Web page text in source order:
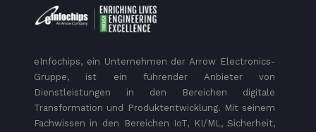
eInfochips, ein Unternehmen der Arrow Electronics-
Gruppe, ist ein führender Anbieter von
Dienstleistungen in den Bereichen digitale
Transformation und Produktentwicklung. Mit seinem
Fachwissen in den Bereichen IoT, KI/ML, Sicherheit,